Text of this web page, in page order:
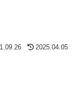
2025.04.05